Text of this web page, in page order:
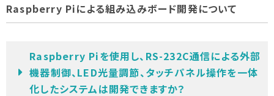
Raspberry Piによる組み込みボード開発について
Raspberry Piを使用し、RS-232C通信による外部
機器制御、LED光量調節、タッチパネル操作を一体
化したシステムは開発できますか？